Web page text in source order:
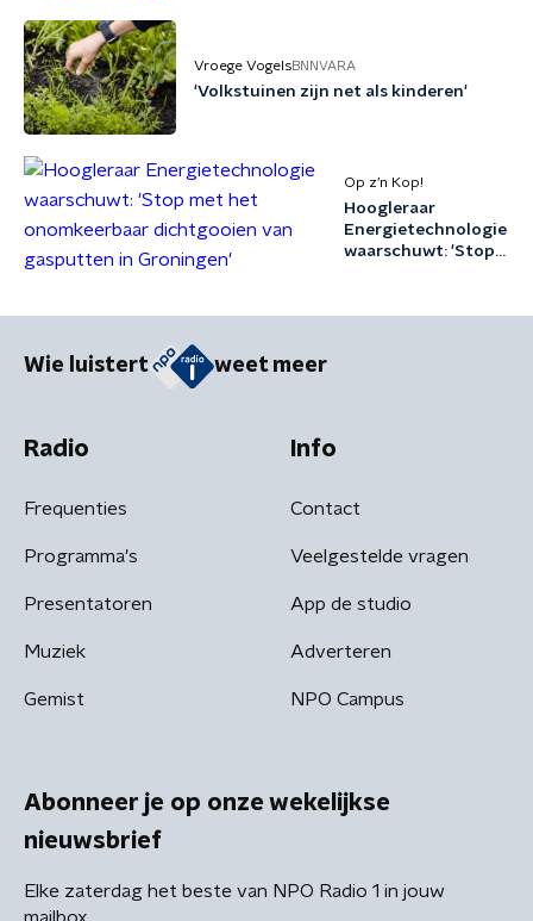
Vroege VogelsBNNVARA
'Volkstuinen zijn net als kinderen'
Op z’n Kop!
Hoogleraar
Energietechnologie
waarschuwt: 'Stop
dichtgooien van
Wie luistert weet meer
Radio
Frequenties
Programma's
Presentatoren
Muziek
Gemist
Info
Contact
Veelgestelde vragen
App de studio
Adverteren
NPO Campus
Abonneer je op onze wekelijkse
nieuwsbrief
Elke zaterdag het beste van NPO Radio 1 in jouw
mailbox